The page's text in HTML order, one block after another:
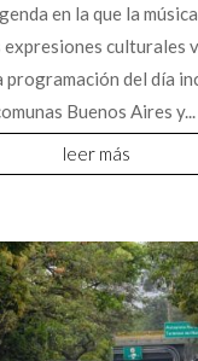
en la que la
culturales
del día
Buenos Aires y...
leer más